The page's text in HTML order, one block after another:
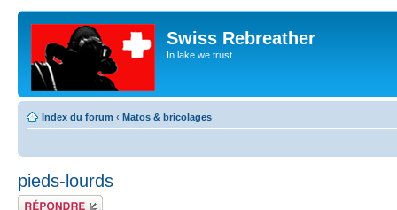
Swiss Rebreather
In lake we trust
Index du forum ‹ Matos & bricolages
pieds-lourds
Répondre